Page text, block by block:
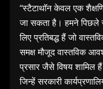
“स्टैटाथॉन केवल एक
जा सकता है। हमने पिछले
लिए प्रतिबद्ध हैं जो
समक्ष मौजूद वास्तविक
प्रसार जैसे विषय शामिल
जिन्हें सरकारी